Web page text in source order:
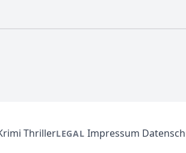
ThrillerLEGAL Impressum